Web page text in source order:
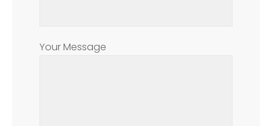
Your Message